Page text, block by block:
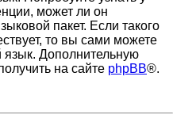
может ли он
пакет. Если такого
то вы сами можете
язык. Дополнительную
на сайте phpBB®.